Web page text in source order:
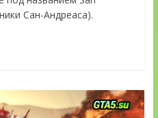
Сан-Андреаса).